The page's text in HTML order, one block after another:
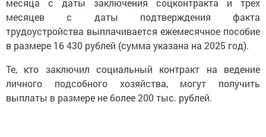
месяца с даты заключения соцконтракта и трех
месяцев с даты подтверждения факта
трудоустройства выплачивается ежемесячное пособие
в размере 16 430 рублей (сумма указана на 2025 год).
Те, кто заключил социальный контракт на ведение
личного подсобного хозяйства, могут получить
выплаты в размере не более 200 тыс. рублей.